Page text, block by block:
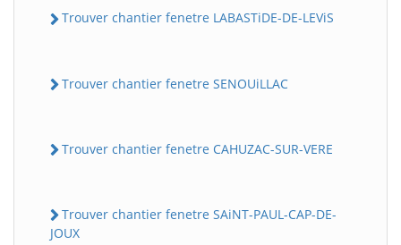
Trouver chantier fenetre LABASTiDE-DE-LEViS
Trouver chantier fenetre SENOUiLLAC
Trouver chantier fenetre CAHUZAC-SUR-VERE
Trouver chantier fenetre SAiNT-PAUL-CAP-DE-
JOUX